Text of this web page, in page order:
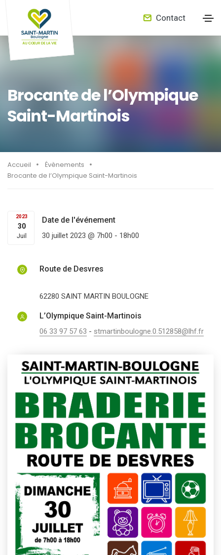
Contact
Brocante de l’Olympique
Saint-Martinois
Accueil
Évènements
Brocante de l’Olympique Saint-Martinois
2023
30
Juil
Date de l'événement
30 juillet 2023 @ 7h00 - 18h00
Route de Desvres
62280 SAINT MARTIN BOULOGNE
L’Olympique Saint-Martinois
06 33 97 57 63 - stmartinboulogne.0.512858@lhf.fr